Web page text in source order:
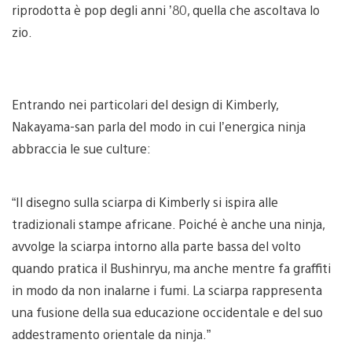
riprodotta è pop degli anni ’80, quella che ascoltava lo
zio.
Entrando nei particolari del design di Kimberly,
Nakayama-san parla del modo in cui l’energica ninja
abbraccia le sue culture:
“Il disegno sulla sciarpa di Kimberly si ispira alle
tradizionali stampe africane. Poiché è anche una ninja,
avvolge la sciarpa intorno alla parte bassa del volto
quando pratica il Bushinryu, ma anche mentre fa graffiti
in modo da non inalarne i fumi. La sciarpa rappresenta
una fusione della sua educazione occidentale e del suo
addestramento orientale da ninja.”